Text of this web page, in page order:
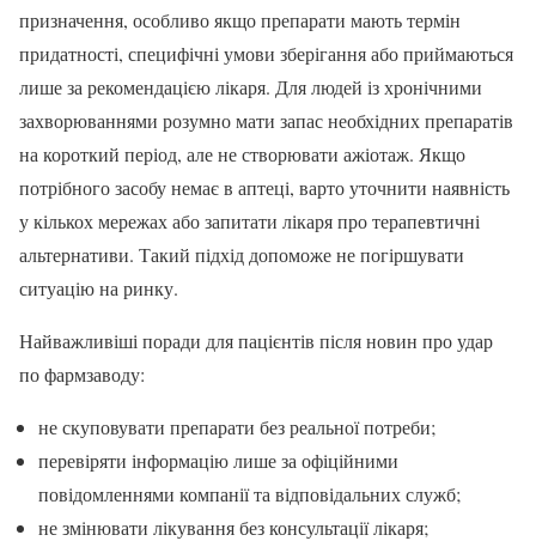
призначення, особливо якщо препарати мають термін
придатності, специфічні умови зберігання або приймаються
лише за рекомендацією лікаря. Для людей із хронічними
захворюваннями розумно мати запас необхідних препаратів
на короткий період, але не створювати ажіотаж. Якщо
потрібного засобу немає в аптеці, варто уточнити наявність
у кількох мережах або запитати лікаря про терапевтичні
альтернативи. Такий підхід допоможе не погіршувати
ситуацію на ринку.
Найважливіші поради для пацієнтів після новин про удар
по фармзаводу:
не скуповувати препарати без реальної потреби;
перевіряти інформацію лише за офіційними
повідомленнями компанії та відповідальних служб;
не змінювати лікування без консультації лікаря;